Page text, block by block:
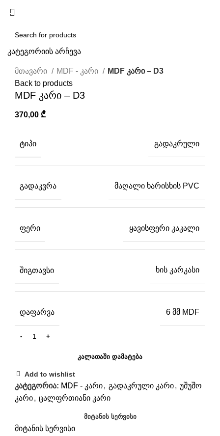
Click to enlarge
მთავარი
MDF - კარი
MDF კარი – D3
Back to products
MDF კარი – D3
370,00 ₾
ᲢᲘᲞᲘ გადაკრული
ᲒᲐᲓᲐᲙᲕᲠᲐ მაღალი ხარისხის PVC
ᲤᲔᲠᲘ ყავისფერი კაკალი
ᲨᲘᲒᲗᲐᲕᲡᲘ ხის კარკასი
ᲓᲐᲤᲐᲠᲕᲐ 6 მმ MDF
ᲙᲐᲚᲐᲗᲐᲨᲘ ᲓᲐᲛᲐᲢᲔᲑᲐ
Add to wishlist
კატეგორია: MDF - კარი, გადაკრული კარი, უშუშო
კარი, ცალფრთიანი კარი
ᲛᲘᲢᲐᲜᲘᲡ ᲡᲔᲠᲕᲘᲡᲘ
მიტანის სერვისი
კატეგორიის არჩევა
SEARCH